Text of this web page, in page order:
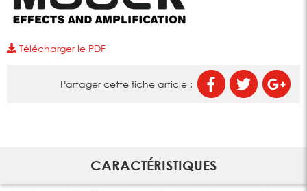
Télécharger le PDF
Partager cette fiche article :
CARACTÉRISTIQUES